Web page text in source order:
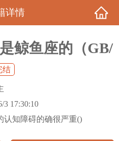
详情
鲸鱼座的（GB/
结
3 17:30:10
认知障碍的确很严重()